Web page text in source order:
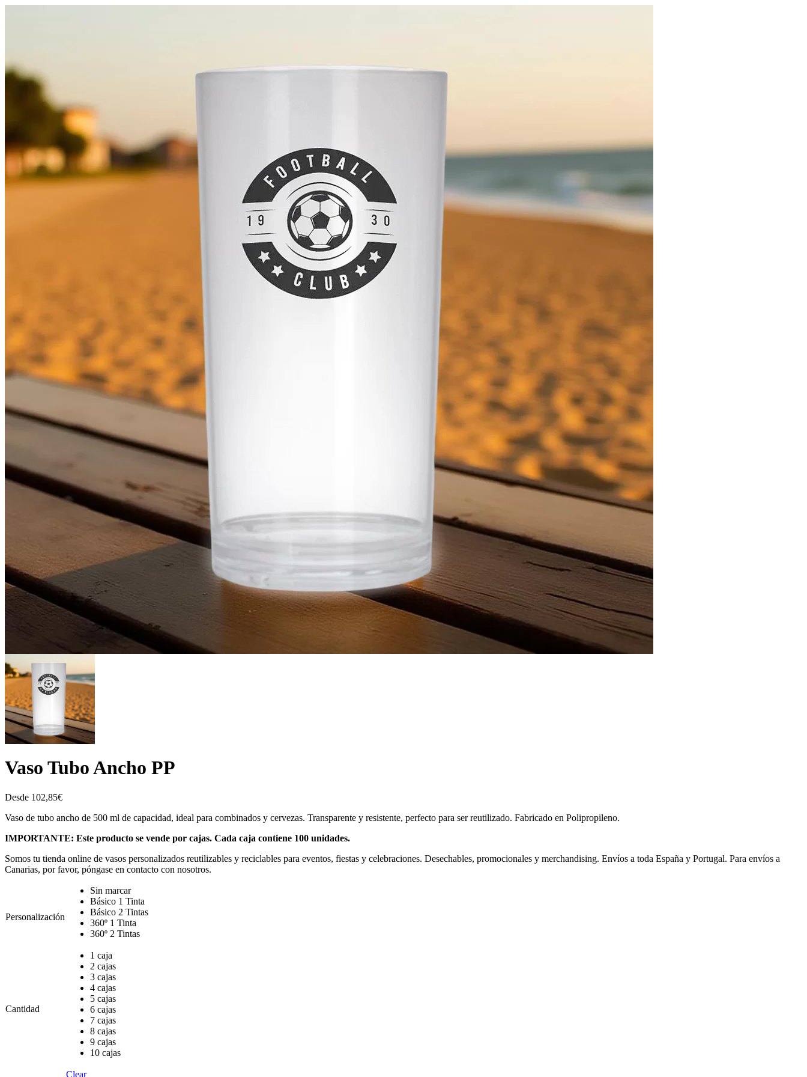
Vaso Tubo Ancho PP
Desde 102,85€
Vaso de tubo ancho de 500 ml de capacidad, ideal para combinados y cervezas. Transparente y resistente, perfecto para ser reutilizado. Fabricado en Polipropileno.
IMPORTANTE: Este producto se vende por cajas. Cada caja contiene 100 unidades.
Somos tu tienda online de vasos personalizados reutilizables y reciclables para eventos, fiestas y celebraciones. Desechables, promocionales y merchandising. Envíos a toda España y Portugal. Para envíos a
Canarias, por favor, póngase en contacto con nosotros.
Personalización
Sin marcar
Básico 1 Tinta
Básico 2 Tintas
360º 1 Tinta
360º 2 Tintas
Cantidad
1 caja
2 cajas
3 cajas
4 cajas
5 cajas
6 cajas
7 cajas
8 cajas
9 cajas
10 cajas
Clear